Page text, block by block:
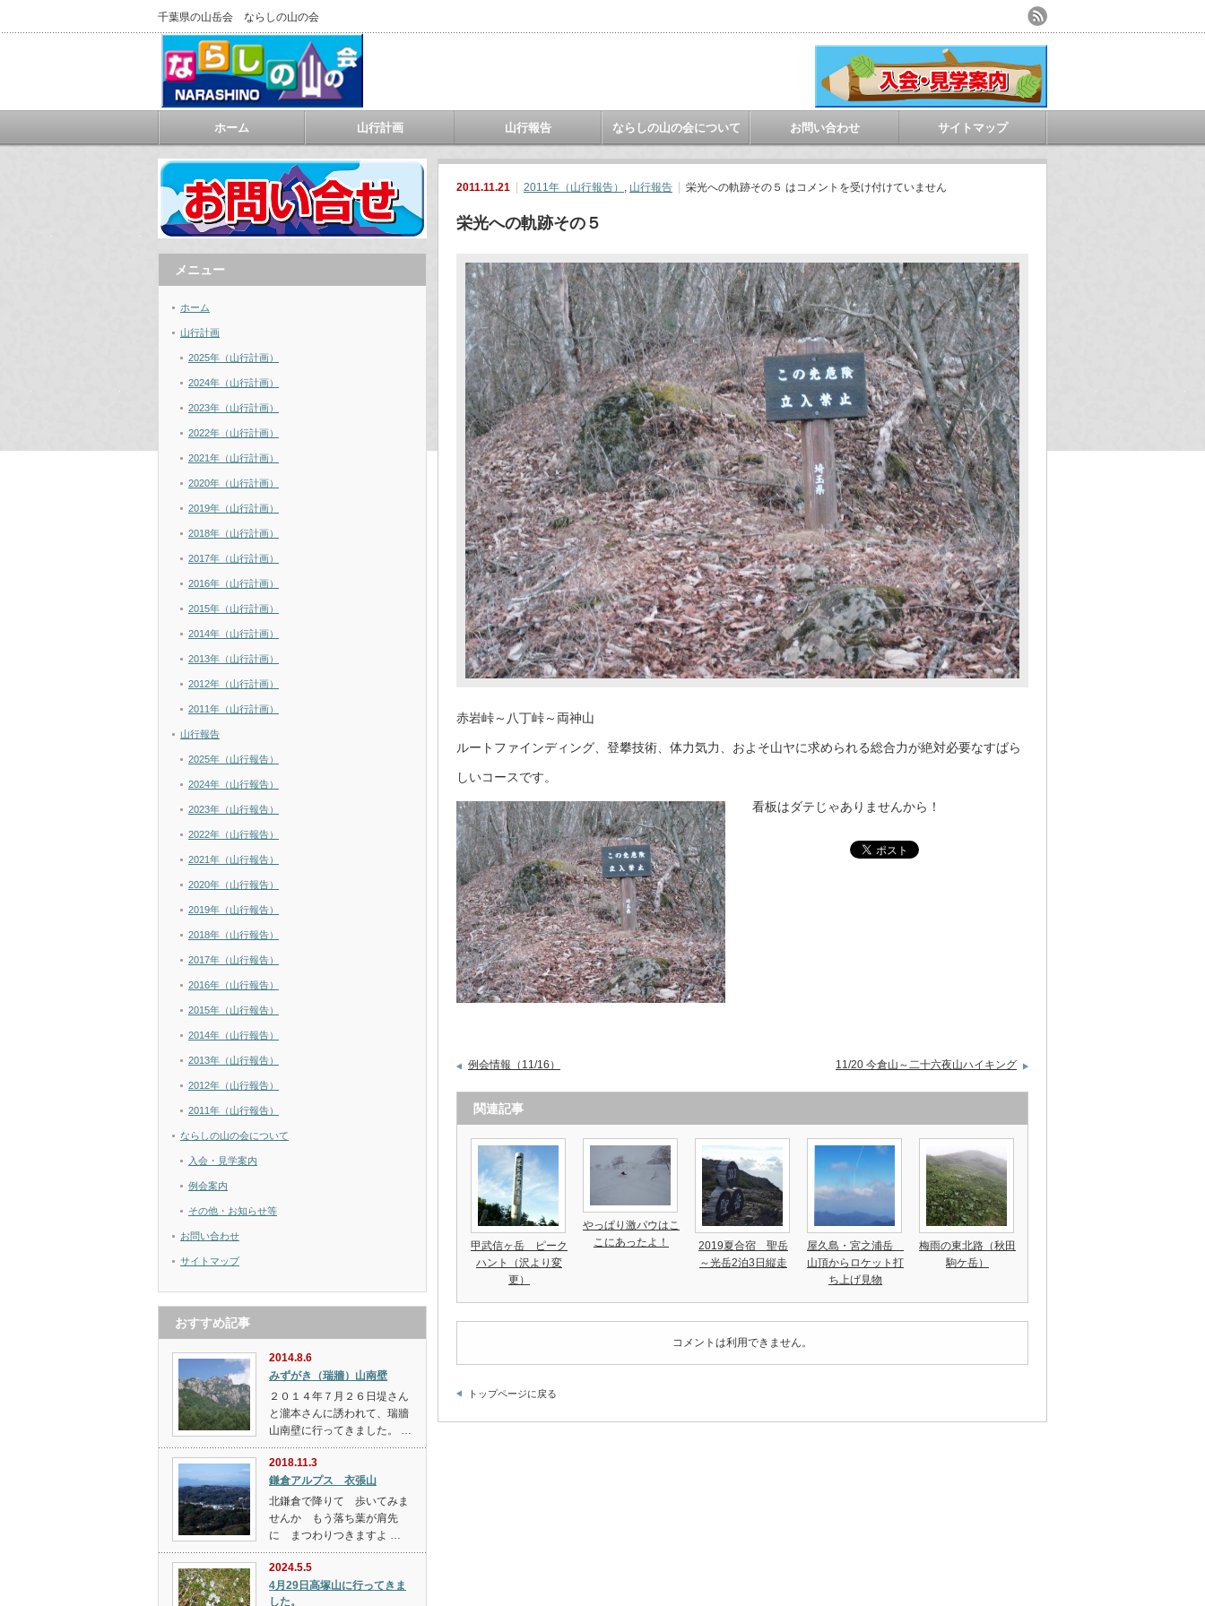
千葉県の山岳会 ならしの山の会
ホーム 山行計画 山行報告 ならしの山の会について お問い合わせ サイトマップ
2011.11.21 2011年（山行報告） , 山行報告 栄光への軌跡その５ はコメントを受け付けていません
栄光への軌跡その５
赤岩峠～八丁峠～両神山
ルートファインディング、登攀技術、体力気力、およそ山ヤに求められる総合力が絶対必要なすばら
しいコースです。
看板はダテじゃありませんから！
例会情報（11/16） 11/20 今倉山～二十六夜山ハイキング
関連記事
甲武信ヶ岳 ピーク
ハント（沢より変
更）
やっぱり激パウはこ
こにあったよ！
2019夏合宿 聖岳
～光岳2泊3日縦走
屋久島・宮之浦岳
山頂からロケット打
ち上げ見物
梅雨の東北路（秋田
駒ケ岳）
コメントは利用できません。
トップページに戻る
メニュー
ホーム
山行計画
2025年（山行計画）
2024年（山行計画）
2023年（山行計画）
2022年（山行計画）
2021年（山行計画）
2020年（山行計画）
2019年（山行計画）
2018年（山行計画）
2017年（山行計画）
2016年（山行計画）
2015年（山行計画）
2014年（山行計画）
2013年（山行計画）
2012年（山行計画）
2011年（山行計画）
山行報告
2025年（山行報告）
2024年（山行報告）
2023年（山行報告）
2022年（山行報告）
2021年（山行報告）
2020年（山行報告）
2019年（山行報告）
2018年（山行報告）
2017年（山行報告）
2016年（山行報告）
2015年（山行報告）
2014年（山行報告）
2013年（山行報告）
2012年（山行報告）
2011年（山行報告）
ならしの山の会について
入会・見学案内
例会案内
その他・お知らせ等
お問い合わせ
サイトマップ
おすすめ記事
2014.8.6
みずがき（瑞牆）山南壁
２０１４年７月２６日堤さん
と瀧本さんに誘われて、瑞牆
山南壁に行ってきました。 …
2018.11.3
鎌倉アルプス 衣張山
北鎌倉で降りて 歩いてみま
せんか もう落ち葉が肩先
に まつわりつきますよ …
2024.5.5
4月29日高塚山に行ってきま
した。